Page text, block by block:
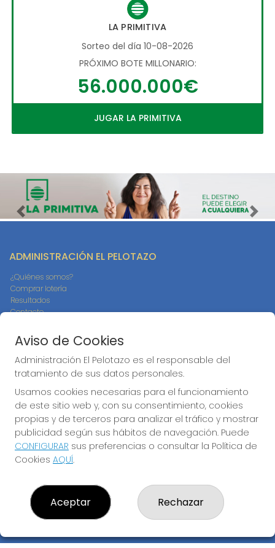
LA PRIMITIVA
Sorteo del día 10-08-2026
PRÓXIMO BOTE MILLONARIO:
56.000.000€
JUGAR LA PRIMITIVA
Imagen anterior
ADMINISTRACIÓN EL PELOTAZO
¿Quiénes somos?
Comprar lotería
Resultados
Contacto
Compra en SELAE
Peñas
Boletos digitales
Acceso
CONTACTO
ADMINISTRACION DE LOTERIAS: 17-CADIZ - RECEPTOR
OFICIAL: 21300
956073495
info@administracionelpelotazo.es
Callejones Cardoso nº12
Cádiz, 11002
Aviso de Cookies
Administración El Pelotazo es el responsable del
tratamiento de sus datos personales.
Usamos cookies necesarias para el funcionamiento
de este sitio web y, con su consentimiento, cookies
propias y de terceros para analizar el tráfico y mostrar
publicidad según sus hábitos de navegación. Puede
CONFIGURAR sus preferencias o consultar la Política de
Cookies AQUÍ.
Aceptar Rechazar